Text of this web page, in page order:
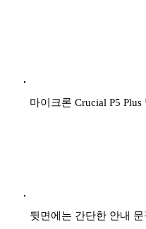
마이크론 Crucial P5
뒷면에는 간단한 안내